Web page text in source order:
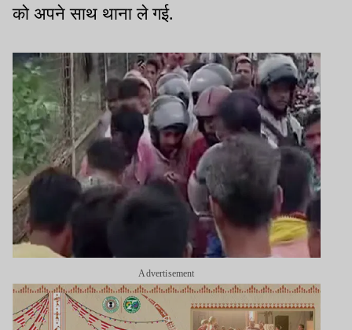
को अपने साथ थाना ले गई.
Advertisement